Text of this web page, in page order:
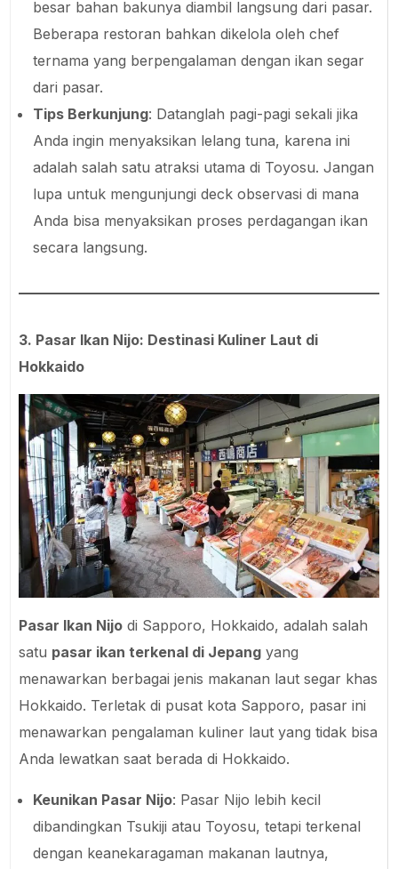
besar bahan bakunya diambil langsung dari pasar.
Beberapa restoran bahkan dikelola oleh chef
ternama yang berpengalaman dengan ikan segar
dari pasar.
Tips Berkunjung: Datanglah pagi-pagi sekali jika
Anda ingin menyaksikan lelang tuna, karena ini
adalah salah satu atraksi utama di Toyosu. Jangan
lupa untuk mengunjungi deck observasi di mana
Anda bisa menyaksikan proses perdagangan ikan
secara langsung.
3. Pasar Ikan Nijo: Destinasi Kuliner Laut di
Hokkaido
Pasar Ikan Nijo di Sapporo, Hokkaido, adalah salah
satu pasar ikan terkenal di Jepang yang
menawarkan berbagai jenis makanan laut segar khas
Hokkaido. Terletak di pusat kota Sapporo, pasar ini
menawarkan pengalaman kuliner laut yang tidak bisa
Anda lewatkan saat berada di Hokkaido.
Keunikan Pasar Nijo: Pasar Nijo lebih kecil
dibandingkan Tsukiji atau Toyosu, tetapi terkenal
dengan keanekaragaman makanan lautnya,